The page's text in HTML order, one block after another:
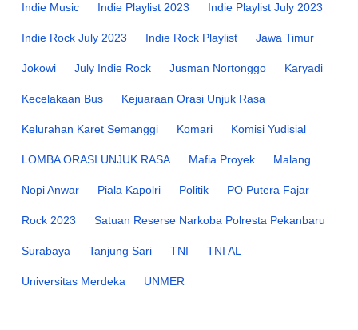
Indie Music Indie Playlist 2023 Indie Playlist July 2023
Indie Rock July 2023 Indie Rock Playlist Jawa Timur
Jokowi July Indie Rock Jusman Nortonggo Karyadi
Kecelakaan Bus Kejuaraan Orasi Unjuk Rasa
Kelurahan Karet Semanggi Komari Komisi Yudisial
LOMBA ORASI UNJUK RASA Mafia Proyek Malang
Nopi Anwar Piala Kapolri Politik PO Putera Fajar
Rock 2023 Satuan Reserse Narkoba Polresta Pekanbaru
Surabaya Tanjung Sari TNI TNI AL
Universitas Merdeka UNMER